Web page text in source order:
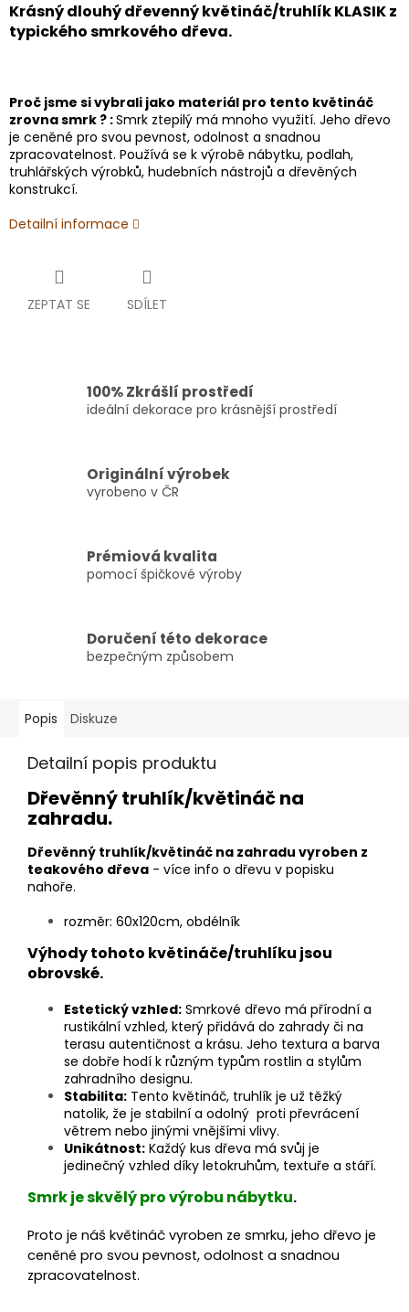
Krásný dlouhýdřevenný květináč/truhlík KLASIK z
typického smrkového dřeva.
Proč jsme si vybrali jako materiál pro tento květináč
zrovna smrk ? :Smrk ztepilý má mnoho využití. Jeho dřevo
je ceněné pro svou pevnost, odolnost a snadnou
zpracovatelnost. Používá se k výrobě nábytku, podlah,
truhlářských výrobků, hudebních nástrojů a dřevěných
konstrukcí.
Detailní informace
ZEPTAT SE SDÍLET
100% Zkrášlí prostředí
ideální dekorace pro krásnější prostředí
Originální výrobek
vyrobeno v ČR
Prémiová kvalita
pomocí špičkové výroby
Doručení této dekorace
bezpečným způsobem
Popis Diskuze
Detailní popis produktu
Dřevěnný truhlík/květináč na
zahradu.
Dřevěnný truhlík/květináč na zahradu vyroben z
teakového dřeva - více info o dřevu v popisku
nahoře.
rozměr: 60x120cm, obdélník
Výhody tohoto květináče/truhlíku jsou
obrovské.
Estetický vzhled: Smrkové dřevo má přírodní a
rustikální vzhled, který přidává do zahrady či na
terasu autentičnost a krásu. Jeho textura a barva
se dobře hodí k různým typům rostlin a stylům
zahradního designu.
Stabilita: Tento květináč, truhlík je už těžký
natolik, že je stabilní a odolný proti převrácení
větrem nebo jinými vnějšími vlivy.
Unikátnost: Každý kus dřeva má svůj je
jedinečný vzhled díky letokruhům, textuře a stáří.
Smrk je skvělý pro výrobu nábytku.
Proto je náš květináč vyroben ze smrku, jeho dřevo je
ceněné pro svou pevnost, odolnost a snadnou
zpracovatelnost.